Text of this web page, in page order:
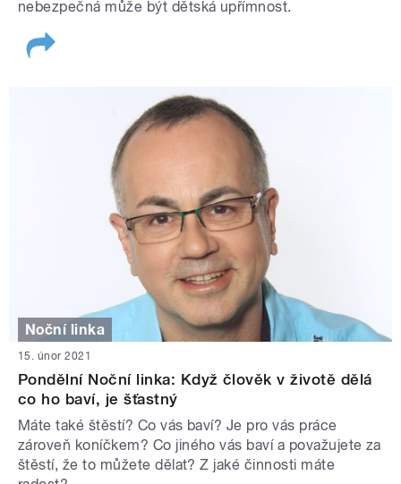
nebezpečná může být dětská upřímnost.
Noční linka
15. únor 2021
Pondělní Noční linka: Když člověk v životě dělá
co ho baví, je šťastný
Máte také štěstí? Co vás baví? Je pro vás práce
zároveň koníčkem? Co jiného vás baví a považujete za
štěstí, že to můžete dělat? Z jaké činnosti máte